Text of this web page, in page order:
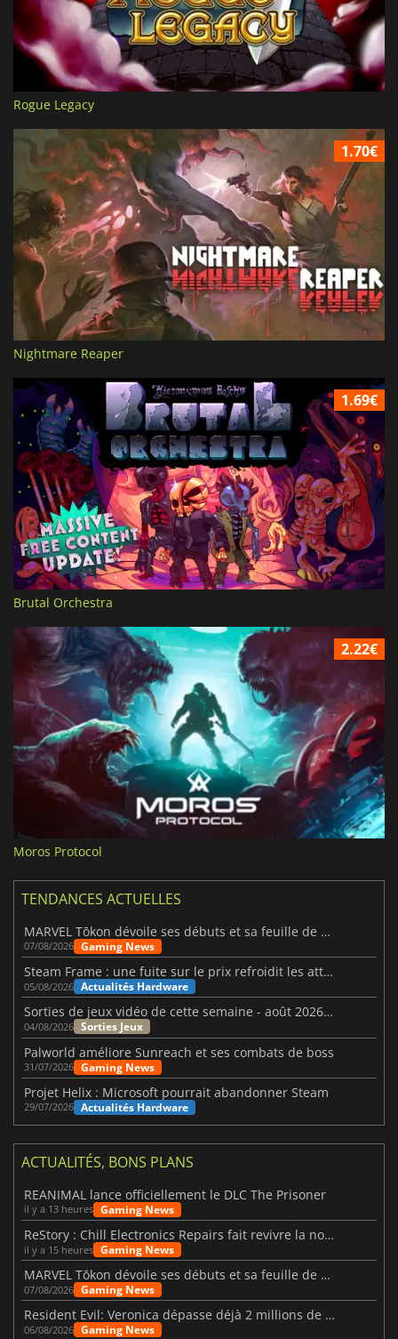
Rogue Legacy
1.70€
Nightmare Reaper
1.69€
Brutal Orchestra
2.22€
Moros Protocol
TENDANCES ACTUELLES
MARVEL Tōkon dévoile ses débuts et sa feuille de route
07/08/2026 Gaming News
Steam Frame : une fuite sur le prix refroidit les attentes VR
05/08/2026 Actualités Hardware
Sorties de jeux vidéo de cette semaine - août 2026 (semaine 32)
04/08/2026 Sorties Jeux
Palworld améliore Sunreach et ses combats de boss
31/07/2026 Gaming News
Projet Helix : Microsoft pourrait abandonner Steam
29/07/2026 Actualités Hardware
ACTUALITÉS, BONS PLANS
REANIMAL lance officiellement le DLC The Prisoner
il y a 13 heures Gaming News
ReStory : Chill Electronics Repairs fait revivre la nostalgie des années 2000
il y a 15 heures Gaming News
MARVEL Tōkon dévoile ses débuts et sa feuille de route
07/08/2026 Gaming News
Resident Evil: Veronica dépasse déjà 2 millions de wishlists
06/08/2026 Gaming News